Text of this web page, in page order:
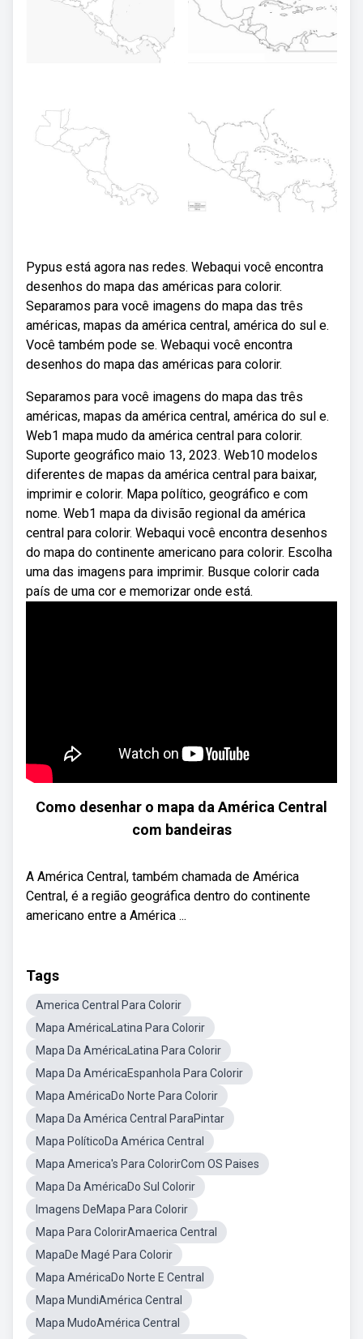
Pypus está agora nas redes. Webaqui você encontra
desenhos do mapa das américas para colorir.
Separamos para você imagens do mapa das três
américas, mapas da américa central, américa do sul e.
Você também pode se. Webaqui você encontra
desenhos do mapa das américas para colorir.
Separamos para você imagens do mapa das três
américas, mapas da américa central, américa do sul e.
Web1 mapa mudo da américa central para colorir.
Suporte geográfico maio 13, 2023. Web10 modelos
diferentes de mapas da américa central para baixar,
imprimir e colorir. Mapa político, geográfico e com
nome. Web1 mapa da divisão regional da américa
central para colorir. Webaqui você encontra desenhos
do mapa do continente americano para colorir. Escolha
uma das imagens para imprimir. Busque colorir cada
país de uma cor e memorizar onde está.
Como desenhar o mapa da América Central
com bandeiras
A América Central, também chamada de América
Central, é a região geográfica dentro do continente
americano entre a América ...
Tags
America Central Para Colorir
Mapa AméricaLatina Para Colorir
Mapa Da AméricaLatina Para Colorir
Mapa Da AméricaEspanhola Para Colorir
Mapa AméricaDo Norte Para Colorir
Mapa Da América Central ParaPintar
Mapa PolíticoDa América Central
Mapa America's Para ColorirCom OS Paises
Mapa Da AméricaDo Sul Colorir
Imagens DeMapa Para Colorir
Mapa Para ColorirAmaerica Central
MapaDe Magé Para Colorir
Mapa AméricaDo Norte E Central
Mapa MundiAmérica Central
Mapa MudoAmérica Central